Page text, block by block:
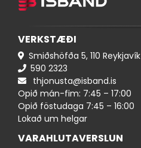
VERKSTÆÐI
Smiðshöfða 5, 110 Reykjavík
590 ​​2323
thjonusta@isband.is
Opið mán-fim: 7:45 – 17:00
Opið föstudaga 7:45 – 16:00
Lokað um helgar
VARAHLUTAVERSLUN